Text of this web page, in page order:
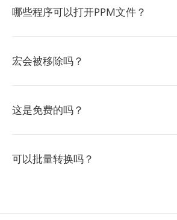
哪些程序可以打开PPM文件？
宏会被移除吗？
这是免费的吗？
可以批量转换吗？